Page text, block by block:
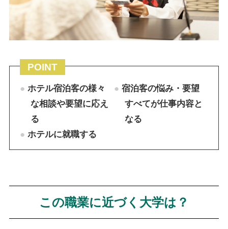
POINT
ホテル宿泊客の様々
な相談や要望に応え
る
宿泊客の悩み・要望
すべてが仕事内容と
なる
ホテルに就職する
この職業に近づく大学は？